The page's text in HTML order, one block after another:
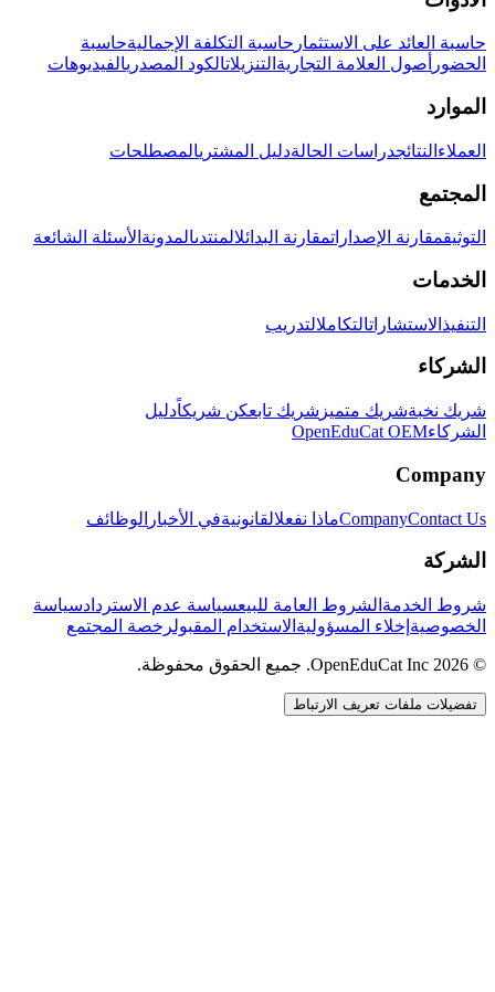
حاسبة العائد على الاستثمار حاسبة التكلفة الإجماليةحاسبة
الحضور أصول العلامة التجارية التنزيلاتالكود المصدريالفيديوهات
الموارد
العملاء النتائجدراسات الحالةدليل المشتريالمصطلحات
المجتمع
التوثيقمقارنة الإصداراتمقارنة البدائلالمنتدىالمدونة الأسئلة الشائعة
الخدمات
التنفيذ الاستشاراتالتكاملالتدريب
الشركاء
شريك نخبةشريك متميز شريك تابعكن شريكاًدليل
الشركاءOpenEduCat OEM
Company
CompanyContact Us ماذا نفعلالقانونيةفي الأخبار الوظائف
الشركة
شروط الخدمة الشروط العامة للبيعسياسة عدم الاستردادسياسة
الخصوصية إخلاء المسؤولية الاستخدام المقبولرخصة المجتمع
© 2026 OpenEduCat Inc. جميع الحقوق محفوظة.
تفضيلات ملفات تعريف الارتباط